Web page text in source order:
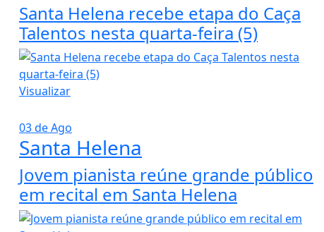
Santa Helena recebe etapa do Caça
Talentos nesta quarta-feira (5)
Visualizar
03 de Ago
Santa Helena
Jovem pianista reúne grande público
em recital em Santa Helena